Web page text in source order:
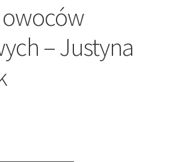
– Justyna